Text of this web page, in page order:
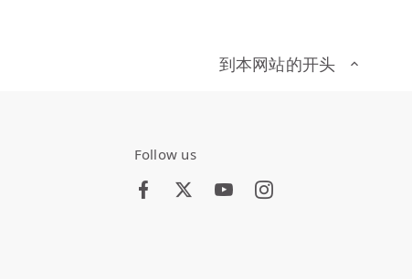
到本网站的开头
Follow us
FacebookTwitterYoutubeInstagram